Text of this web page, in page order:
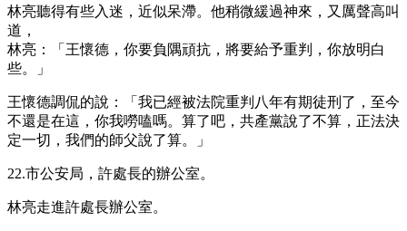
林亮聽得有些入迷，近似呆滯。他稍微緩過神來，又厲聲高叫
道，
林亮：「王懷德，你要負隅頑抗，將要給予重判，你放明白
些。」
王懷德調侃的說：「我已經被法院重判八年有期徒刑了，至今
不還是在這，你我嘮嗑嗎。算了吧，共產黨說了不算，正法決
定一切，我們的師父說了算。」
22.市公安局，許處長的辦公室。
林亮走進許處長辦公室。